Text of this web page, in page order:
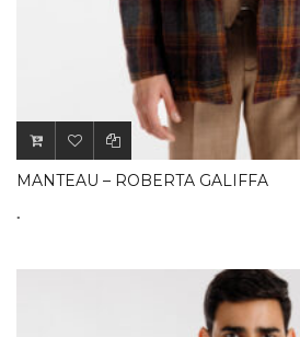
MANTEAU – ROBERTA GALIFFA
.